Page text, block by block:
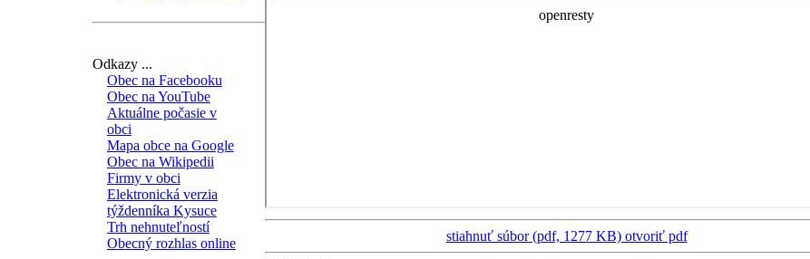
Odkazy ...
Obec na Facebooku
Obec na YouTube
Aktuálne počasie v
obci
Mapa obce na Google
Obec na Wikipedii
Firmy v obci
Elektronická verzia
týždenníka Kysuce
Trh nehnuteľností
Obecný rozhlas online
stiahnuť súbor (pdf, 1277 KB) otvoriť pdf